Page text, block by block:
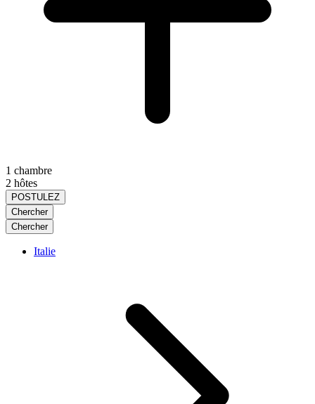
1 chambre
2 hôtes
POSTULEZ
Chercher
Chercher
Italie